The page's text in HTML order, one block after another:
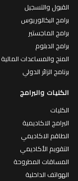
القبول والتسجيل
برامج البكالوريوس
برامج الماجستير
برامج الدبلوم
المنح والمساعدات المالية
برنامج الزائر الدولي
الكليات والبرامج
الكليات
البرامج الاكاديمية
الطاقم الاكاديمي
التقويم الأكاديمي
المساقات المطروحة
الهواتف الداخلية